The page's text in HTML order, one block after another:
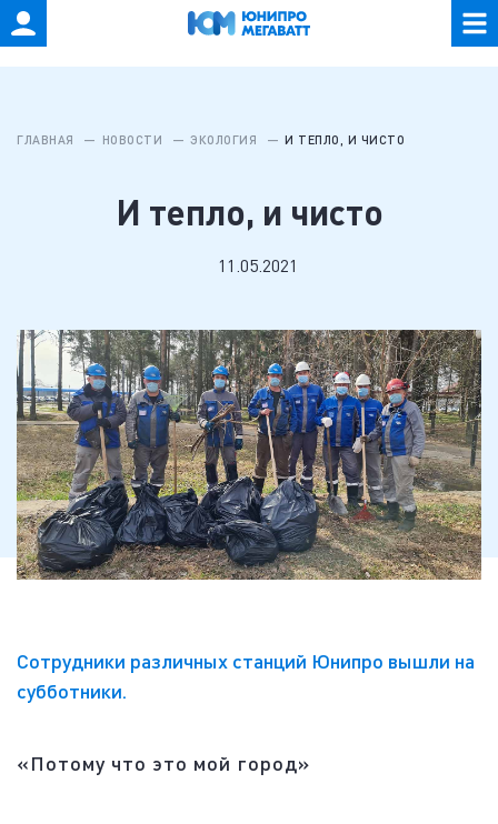
ГЛАВНАЯ НОВОСТИ ЭКОЛОГИЯ И ТЕПЛО, И ЧИСТО
И тепло, и чисто
11.05.2021
Сотрудники различных станций Юнипро вышли на
субботники.
«Потому что это мой город»